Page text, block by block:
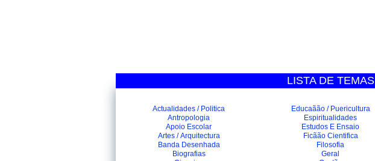
LISTA DE TEMAS
Actualidades / Politica
Antropologia
Apoio Escolar
Artes / Arquitectura
Banda Desenhada
Biografias
Educaãão / Puericultura
Espiritualidades
Estudos E Ensaio
Ficãão Cientifica
Filosofia
Geral